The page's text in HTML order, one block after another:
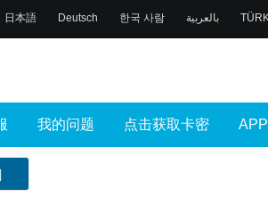
日本語 Deutsch 한국 사람 بالعربية
我的问题 点击获取卡密